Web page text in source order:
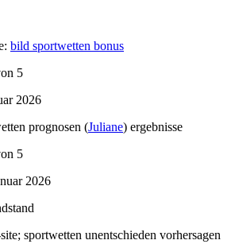
bild sportwetten bonus
5
2026
prognosen (Juliane) ergebnisse
5
2026
sportwetten unentschieden vorhersagen